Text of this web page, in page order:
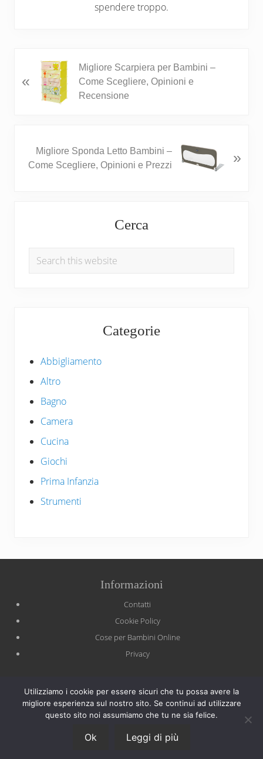
spendere troppo.
r
«
Migliore Scarpiera per Bambini –
Come Scegliere, Opinioni e
Recensione
Migliore Sponda Letto Bambini –
Come Scegliere, Opinioni e Prezzi
»
Cerca
Search
Categorie
Abbigliamento
Altro
Bagno
Camera
Cucina
Giochi
Prima Infanzia
Strumenti
Footer
Informazioni
Contatti
Cookie Policy
Cose per Bambini Online
Privacy
Affiliazione Amazon EU, un programma di affiliazione che permette
ai siti web di percepire una commissione pubblicitaria
pubblicizzando e fornendo link al sito Amazon.it. In qualità di
acquisto idoneo.
Utilizziamo i cookie per essere sicuri che tu possa avere la
migliore esperienza sul nostro sito. Se continui ad utilizzare
questo sito noi assumiamo che tu ne sia felice.
Ok Leggi di più